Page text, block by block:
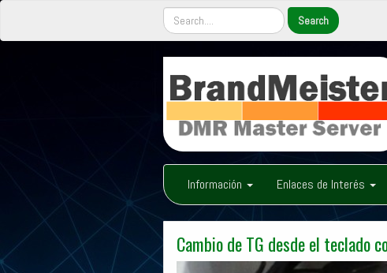
Información Enlaces de Interés
Cambio de TG desde el teclado